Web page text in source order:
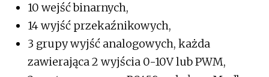
10 wejść binarnych,
14 wyjść przekaźnikowych,
3 grupy wyjść analogowych, każda
zawierająca 2 wyjścia 0-10V lub PWM,